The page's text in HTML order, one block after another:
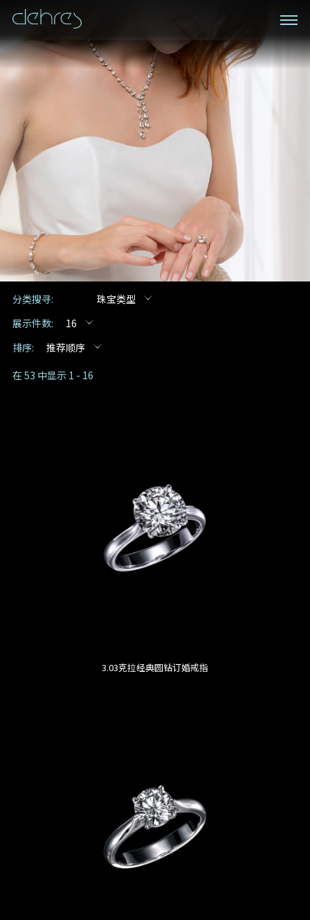
分类搜寻:
珠宝类型
展示件数:
16
排序:
推荐顺序
在 53 中显示 1 - 16
3.03克拉经典圆钻订婚戒指
登记成为电讯会员
接收戴乐斯最新的产品资讯，活动讯息和行业情报。
私人预约
我们在香港中环置地广场的私人展示厅将为您提供更私
密舒适的选购环境
称谓 名*
地区
手机号码* 电邮地址*
预约日期
预约时间